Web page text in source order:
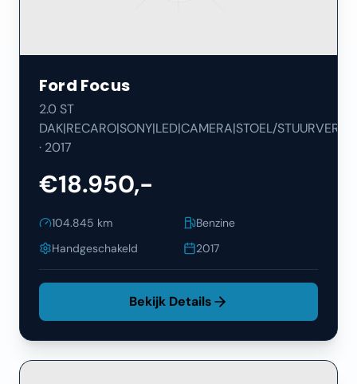
Ford Focus
2.0 ST
DAK|RECARO|SONY|LED|CAMERA|STOEL/STUURVERW|
· 2017
€18.950,-
104.845 km
Benzine
Handgeschakeld
2017
Bekijk Details